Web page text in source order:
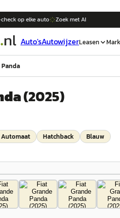
op elkeauto Zoek met AI
Auto'sAutowijzerLeasen
(2025)
Automaat Hatchback Blauw